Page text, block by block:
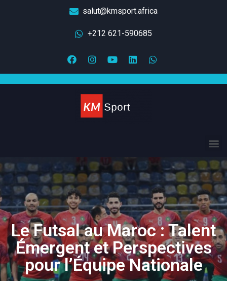
salut@kmsport.africa
+212 621-590685
Le Futsal au Maroc : Talent
Émergent et Perspectives
pour l’Équipe Nationale